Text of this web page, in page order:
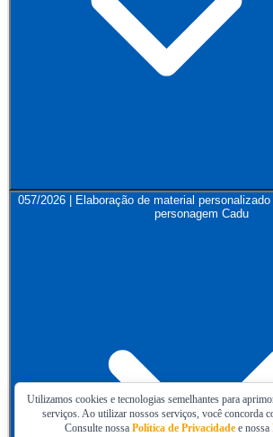
057/2026 | Elaboração de material
personagem Cadu
Utilizamos cookies e tecnologias semelhantes para
serviços. Ao utilizar nossos serviços, você concorda
Consulte nossa Política de Privacidade e nossa